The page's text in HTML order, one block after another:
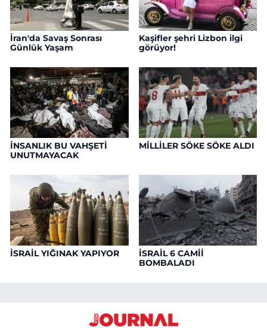
İran'da Savaş Sonrası
Günlük Yaşam
Kaşifler şehri Lizbon ilgi
görüyor!
İNSANLIK BU VAHŞETİ
UNUTMAYACAK
MİLLİLER SÖKE SÖKE ALDI
İSRAİL YIĞINAK YAPIYOR
İSRAİL 6 CAMİİ
BOMBALADI